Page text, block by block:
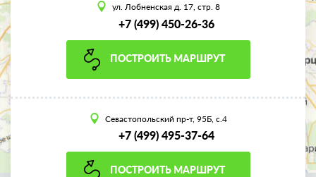
ул. Лобненская д. 17, стр. 8
+7 (499) 450-26-36
ПОСТРОИТЬ МАРШРУТ
Севастопольский пр-т, 95Б, с.4
+7 (499) 495-37-64
ПОСТРОИТЬ МАРШРУТ